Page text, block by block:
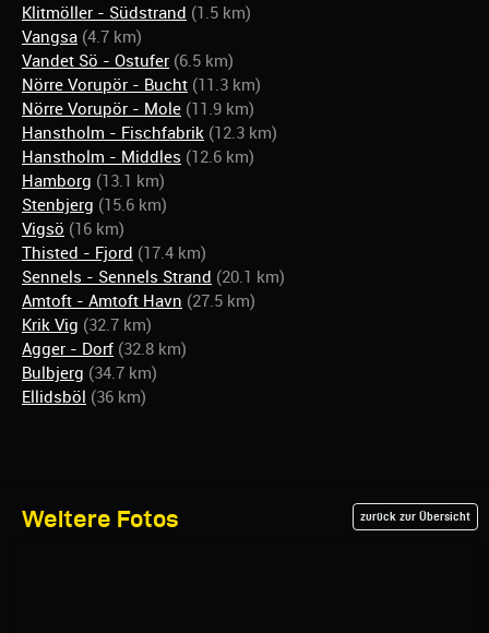
Klitmöller - Südstrand (1.5 km)
Vangsa (4.7 km)
Vandet Sö - Ostufer (6.5 km)
Nörre Vorupör - Bucht (11.3 km)
Nörre Vorupör - Mole (11.9 km)
Hanstholm - Fischfabrik (12.3 km)
Hanstholm - Middles (12.6 km)
Hamborg (13.1 km)
Stenbjerg (15.6 km)
Vigsö (16 km)
Thisted - Fjord (17.4 km)
Sennels - Sennels Strand (20.1 km)
Amtoft - Amtoft Havn (27.5 km)
Krik Vig (32.7 km)
Agger - Dorf (32.8 km)
Bulbjerg (34.7 km)
Ellidsböl (36 km)
Weitere Fotos zurück zur Übersicht